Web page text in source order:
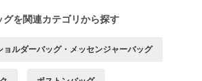
を関連カテゴリから探す
ョルダーバッグ・メッセンジャーバッグ